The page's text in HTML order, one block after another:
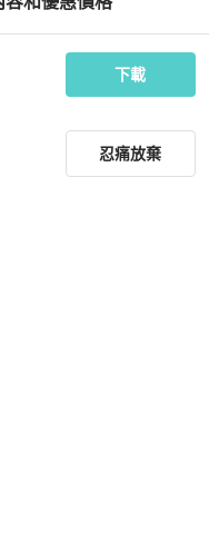
下載
忍痛放棄